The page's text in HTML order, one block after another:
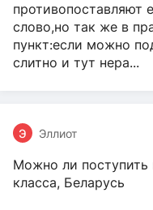
противопоставляют
слово,но так же в
пункт:если можно
слитно и тут нера...
Э Эллиот
Можно ли
класса, Беларусь